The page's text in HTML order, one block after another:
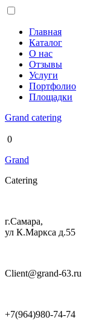
Главная
Каталог
О нас
Отзывы
Услуги
Портфолио
Площадки
Grand catering
0
Grand
Catering
г.Самара,
ул К.Маркса д.55
Client@grand-63.ru
+7(964)980-74-74